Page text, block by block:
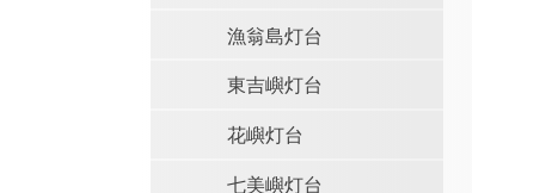
漁翁島灯台
東吉嶼灯台
花嶼灯台
七美嶼灯台